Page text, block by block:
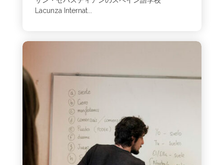
Lacunza Internat...